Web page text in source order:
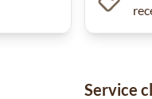
Service